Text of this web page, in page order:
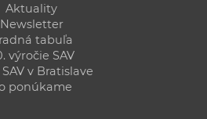
Aktuality
Newsletter
tabuľa
výročie SAV
v Bratislave
ponúkame